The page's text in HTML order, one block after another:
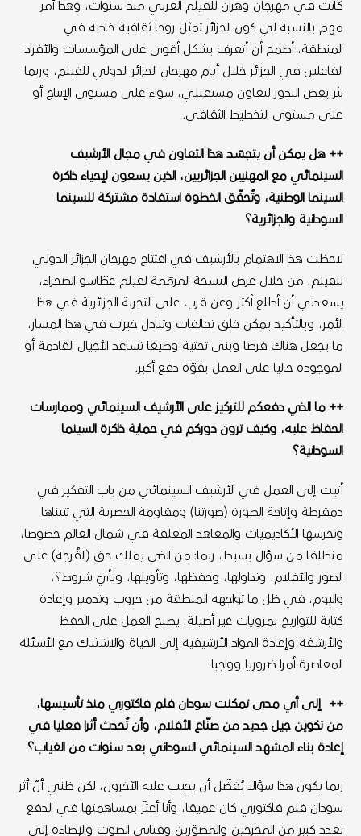
كانت في مهرجان وهران للفيلم العربي منذ سنوات، وهذا أمر
مهم بالنسبة لي كون الجزائر تمثل روحا ثقافية خاصة في
المنطقة، أطمح أن أتعرف بشكل أقوى على المؤسسات والأفراد
الفاعلين في الجزائر خلال أيام مهرجان الجزائر الدولي للفيلم، وربما
نثر بعض البذور لتعاون مستقبلي، سواء على مستوى الإنتاج أو
على مستوى التخطيط الثقافي.
++ هل يمكن أن يتجسّد هذا التعاون في مجال الأرشيف
السينمائي مع المهنيين الجزائريين، الذين يسعون لإحياء ذاكرة
السينما الوطنية، وتُحقّق الخطوة استفادة مشتركة للسينما
السودانية والجزائرية؟
لاحظت هذا الاهتمام بالأرشيف في افتتاح مهرجان الجزائر الدولي
للفيلم، من خلال عرض النسخة المرمّمة لفيلم غطّاسو الصحراء،
يسعدني أن أطلع أكثر وعن قرب على التجربة الجزائرية في هذا
الأمر، وبالتأكيد يمكن خلق تحالفات وتبادل خبرات في هذا المسار،
ما يجعل هناك فرصا وبنى تحتية وصيغا تساعد الأجيال القادمة أو
الموجودة حاليا على العمل بقوّة دفع أكبر.
++ ما الذي دفعكم للتركيز على الأرشيف السينمائي وممارسات
الحفاظ عليه، وكيف ترون دوركم في حماية ذاكرة السينما
السودانية؟
أتيت إلى العمل في الأرشيف السينمائي من باب التفكير في
دمقرطة وإتاحة الصورة (صورتنا) ومقاومة الحصرية التي تتبناها
وتحرسها الأكاديميات والمعاهد المغلقة في شمال العالم خصوصا،
منطلقا من سؤال بسيط، ربما: من الذي يملك حق (الفُرجة) على
الصور والأفلام، وتداولها، وحفظها، وتأويلها، وبأيّ شروط؟،
واليوم، في ظل ما تواجهه المنطقة من حروب وتدمير وإعادة
كتابة للتواريخ بمرويات غير أصيلة، يصبح العمل على الحفظ
والأرشفة وإعادة المواد الأرشيفية إلى الحياة والاشتباك مع الأسئلة
المعاصرة أمرا ضروريا وواجبا.
++ إلى أي مدى تمكنت سودان فلم فاكتوري منذ تأسيسها،
من تكوين جيل جديد من صنّاع الأفلام، وأن تُحدث أثرا فعليا في
إعادة بناء المشهد السينمائي السوداني بعد سنوات من الغياب؟
ربما يكون هذا سؤالا يُفضّل أن يجيب عليه الآخرون، لكن ظني أنّ أثر
سودان فلم فاكتوري كان عميقا، وأنا أعتزّ بمساهمتها في الدفع
بعدد كبير من المخرجين والمصوّرين وفناني الصوت والإضاءة إلى